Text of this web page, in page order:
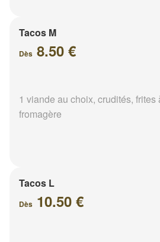
Tacos M
Dès 8.50 €
1 viande au choix, crudités, frites
fromagère
Tacos L
Dès 10.50 €